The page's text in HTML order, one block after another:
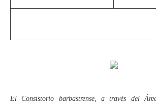
El Consistorio barbastrense, a través del